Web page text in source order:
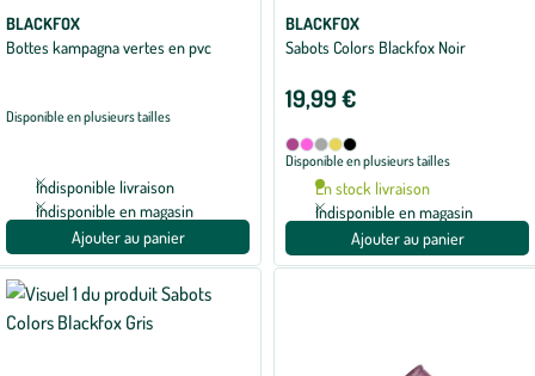
BLACKFOX
Bottes kampagna vertes en pvc
Disponible en plusieurs tailles
Indisponible livraison
Indisponible en magasin
Ajouter au panier
BLACKFOX
Sabots Colors Blackfox Noir
19,99 €
Disponible
en
coloris
Framboise
Fuchsia
GrisMoutarde
Noir
Disponible en plusieurs tailles
En stock livraison
Indisponible en magasin
Ajouter au panier